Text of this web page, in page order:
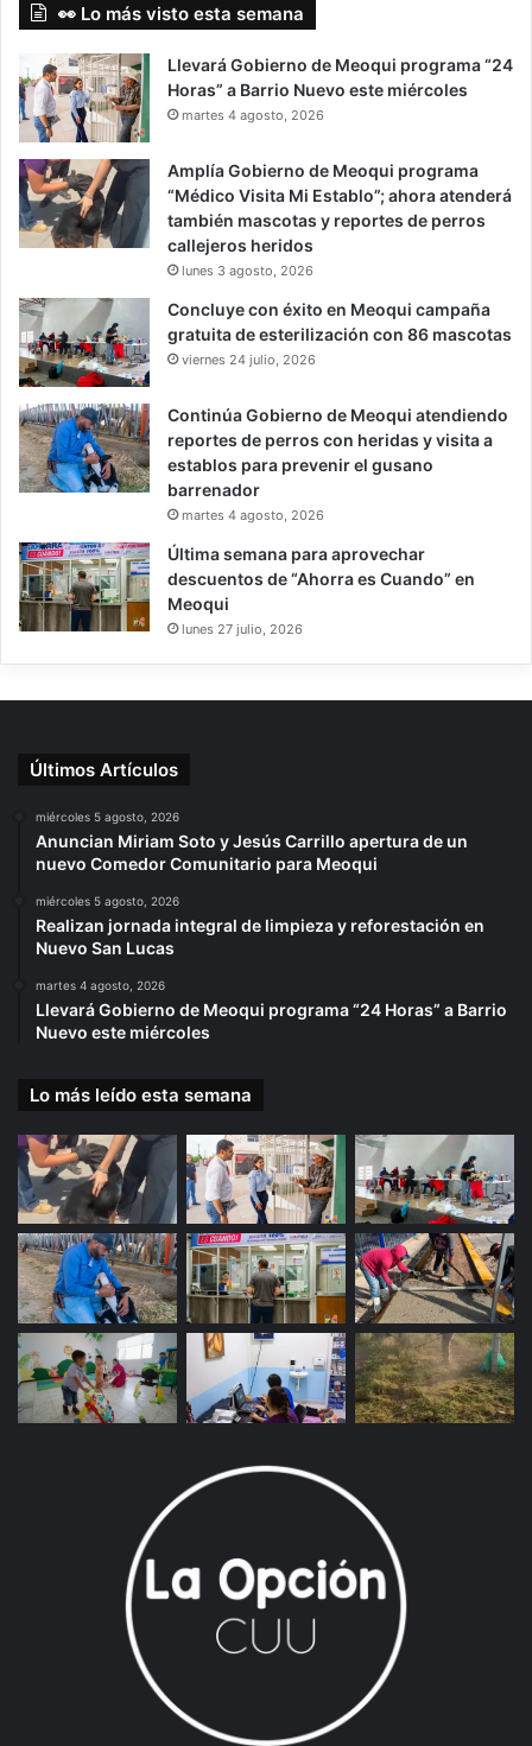
👀 Lo más visto esta semana
Llevará Gobierno de Meoqui programa “24
Horas” a Barrio Nuevo este miércoles
martes 4 agosto, 2026
Amplía Gobierno de Meoqui programa
“Médico Visita Mi Establo”; ahora atenderá
también mascotas y reportes de perros
callejeros heridos
lunes 3 agosto, 2026
Concluye con éxito en Meoqui campaña
gratuita de esterilización con 86 mascotas
viernes 24 julio, 2026
Continúa Gobierno de Meoqui atendiendo
reportes de perros con heridas y visita a
establos para prevenir el gusano
barrenador
martes 4 agosto, 2026
Última semana para aprovechar
descuentos de “Ahorra es Cuando” en
Meoqui
lunes 27 julio, 2026
Últimos Artículos
miércoles 5 agosto, 2026
Anuncian Miriam Soto y Jesús Carrillo apertura de un
nuevo Comedor Comunitario para Meoqui
miércoles 5 agosto, 2026
Realizan jornada integral de limpieza y reforestación en
Nuevo San Lucas
martes 4 agosto, 2026
Llevará Gobierno de Meoqui programa “24 Horas” a Barrio
Nuevo este miércoles
Lo más leído esta semana